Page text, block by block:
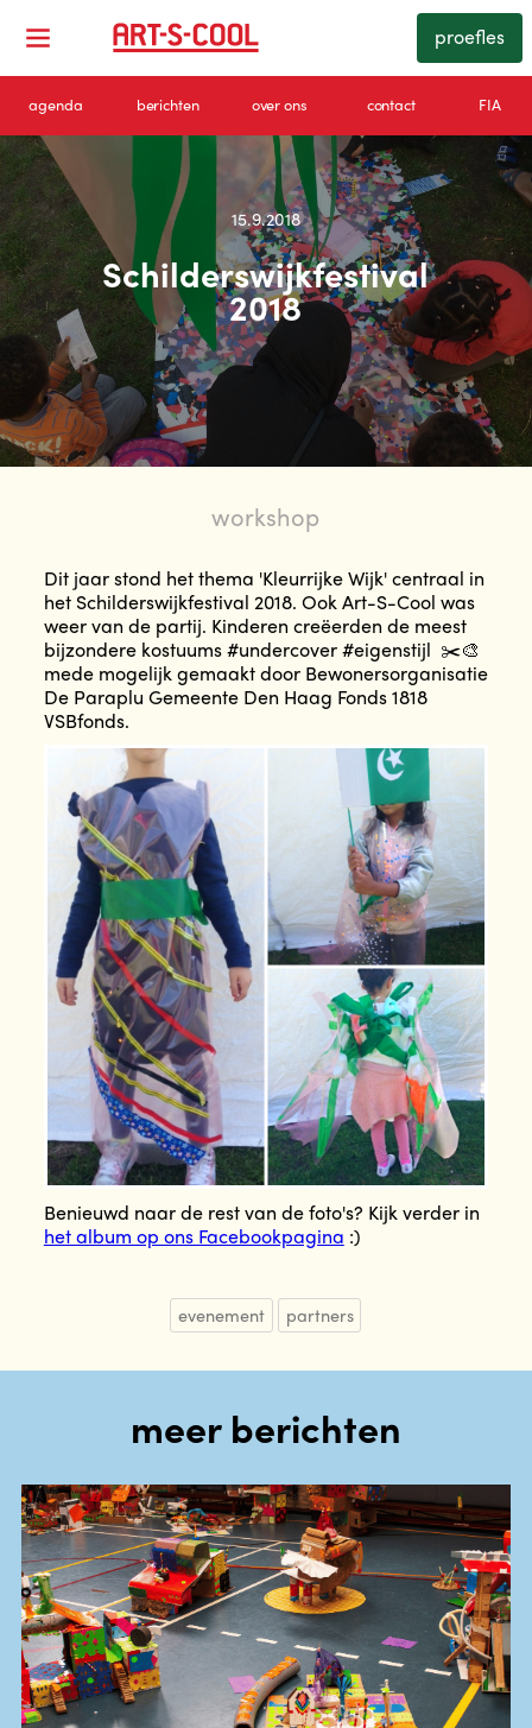
proefles
agenda berichten over ons contact FIA
15.9.2018
Schilderswijkfestival
2018
workshop
Dit jaar stond het thema 'Kleurrijke Wijk' centraal in
het Schilderswijkfestival 2018. Ook Art-S-Cool was
weer van de partij. Kinderen creëerden de meest
bijzondere kostuums #undercover #eigenstijl ✂️🎨
mede mogelijk gemaakt door Bewonersorganisatie
De Paraplu Gemeente Den Haag Fonds 1818
VSBfonds.
Benieuwd naar de rest van de foto's? Kijk verder in
het album op ons Facebookpagina :)
evenement partners
meer berichten